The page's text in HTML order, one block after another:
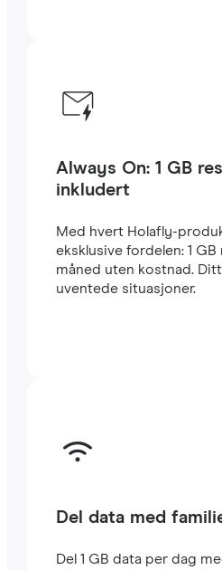
Always On: 1 GB
inkludert
Med hvert Holafly-
eksklusive fordelen: 1
måned uten kostnad.
uventede situasjoner.
Del data med
Del 1 GB data per dag